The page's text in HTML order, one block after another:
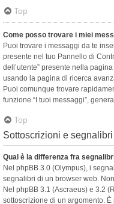
Top
Come posso trovare i miei
Puoi trovare i messaggi da te
presente nel tuo Pannello di
dell’utente” presente nella
usando la pagina di ricerca
Puoi comunque trovare
funzione “I tuoi messaggi”,
Top
Sottoscrizioni e segnalibri
Qual è la differenza fra
Nel phpBB 3.0 (Olympus), i
segnalibri di un browser web.
Nel phpBB 3.1 (Ascraeus) e 3.2
sottoscrizione di un argomento.